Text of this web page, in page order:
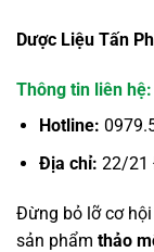
Dược Liệu Tấn
Thông tin liên hệ:
Hotline:
Địa chỉ: 22/21
Đừng bỏ lỡ cơ
sản phẩm thảo